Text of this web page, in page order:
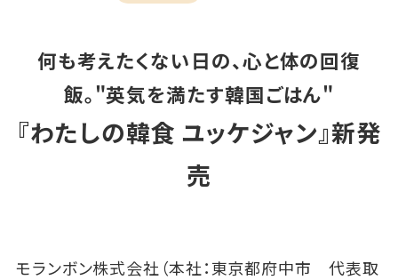
何も考えたくない日の、心と体の回復
飯。"英気を満たす韓国ごはん"
『わたしの韓食 ユッケジャン』新発
売
モランボン株式会社（本社：東京都府中市 代表取